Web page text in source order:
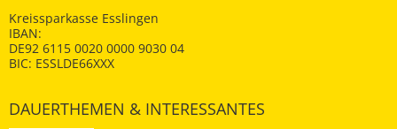
Kreissparkasse Esslingen
IBAN:
DE92 6115 0020 0000 9030 04
BIC: ESSLDE66XXX
DAUERTHEMEN & INTERESSANTES